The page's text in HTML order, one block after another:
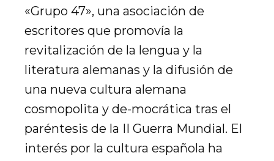
«Grupo 47», una asociación de
escritores que promovía la
revitalización de la lengua y la
literatura alemanas y la difusión de
una nueva cultura alemana
cosmopolita y de-mocrática tras el
paréntesis de la II Guerra Mundial. El
interés por la cultura española ha